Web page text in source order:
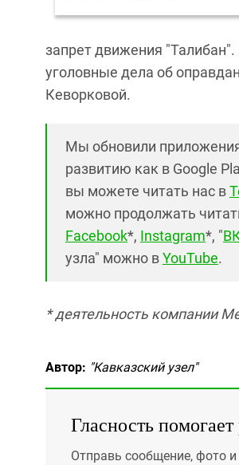
запрет движения
уголовные дела об
Кеворковой.
Мы обновили
развитию как в Google
вы можете читать нас в
можно продолжать
Facebook*, Instagram*, "
узла" можно вYouTube.
* деятельность компании
Автор: "Кавказский узел"
Гласность
Отправь сообщение, фото и